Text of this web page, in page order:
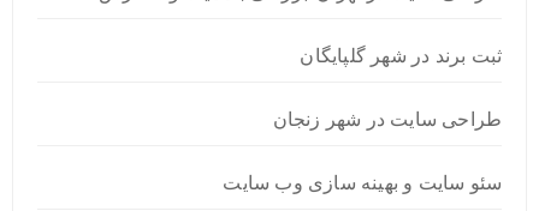
ثبت برند در شهر گلپایگان
طراحی سایت در شهر زنجان
سئو سایت و بهینه سازی وب سایت